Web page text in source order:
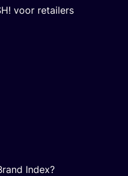
voor retailers
Index?